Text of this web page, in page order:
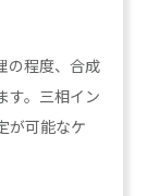
の程度、合成
す。三相イン
が可能なケ